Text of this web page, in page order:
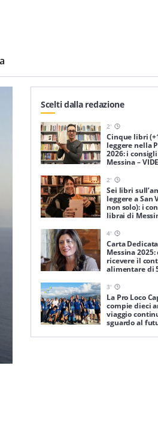
Scelti dalla redazione
2'
Cinque libri
leggere nella
2026: i
Messina –
2'
Sei libri
leggere a San
non solo): i
librai di
4'
Carta
Messina 2025:
ricevere il
alimentare di
3'
La Pro Loco
compie dieci
viaggio
sguardo al